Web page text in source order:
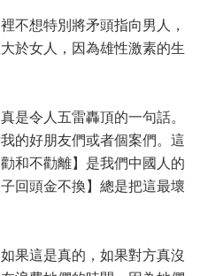
不想特別將矛頭指向男人，
於女人，因為雄性激素的生
是令人五雷轟頂的一句話。
的好朋友們或者個案們。這
和不勸離】是我們中國人的
回頭金不換】總是把這最壞
果這是真的，如果對方真沒